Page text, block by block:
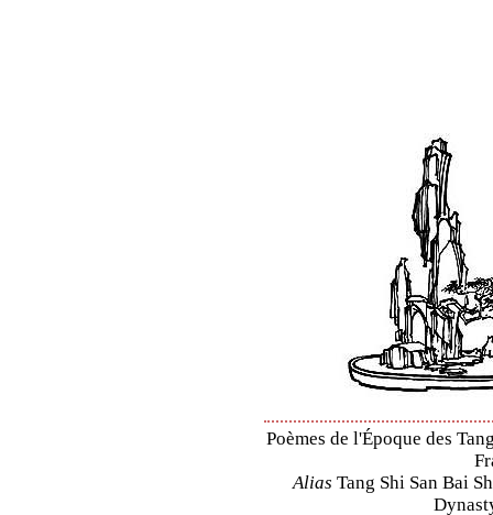
Poèmes de l'Époque des
Alias Tang Shi San Bai